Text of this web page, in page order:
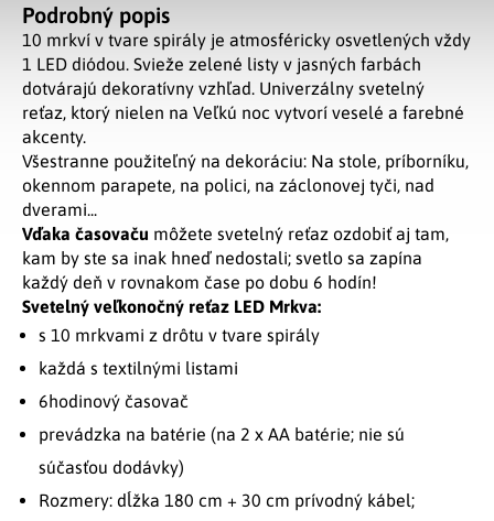
Podrobný popis
10 mrkví v tvare spirály je atmosféricky osvetlených vždy
1 LED diódou. Svieže zelené listy v jasných farbách
dotvárajú dekoratívny vzhľad. Univerzálny svetelný
reťaz, ktorý nielen na Veľkú noc vytvorí veselé a farebné
akcenty.
Všestranne použiteľný na dekoráciu: Na stole, príborníku,
okennom parapete, na polici, na záclonovej tyči, nad
dverami...
Vďaka časovaču môžete svetelný reťaz ozdobiť aj tam,
kam by ste sa inak hneď nedostali; svetlo sa zapína
každý deň v rovnakom čase po dobu 6 hodín!
Svetelný veľkonočný reťaz LED Mrkva:
s 10 mrkvami z drôtu v tvare spirály
každá s textilnými listami
6hodinový časovač
prevádzka na batérie (na 2 x AA batérie; nie sú
súčasťou dodávky)
Rozmery: dĺžka 180 cm + 30 cm prívodný kábel;